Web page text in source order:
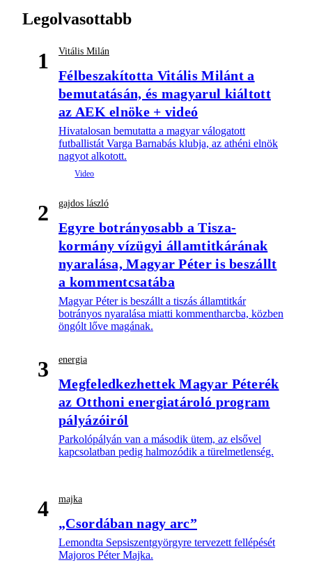
Legolvasottabb
1 Vitális Milán
Félbeszakította Vitális Milánt a
bemutatásán, és magyarul kiáltott
az AEK elnöke + videó
Hivatalosan bemutatta a magyar válogatott
futballistát Varga Barnabás klubja, az athéni elnök
nagyot alkotott.
2 gajdos lászló
Egyre botrányosabb a Tisza-
kormány vízügyi államtitkárának
nyaralása, Magyar Péter is beszállt
a kommentcsatába
Magyar Péter is beszállt a tiszás államtitkár
botrányos nyaralása miatti kommentharcba, közben
öngólt lőve magának.
3 energia
Megfeledkezhettek Magyar Péterék
az Otthoni energiatároló program
pályázóiról
Parkolópályán van a második ütem, az elsővel
kapcsolatban pedig halmozódik a türelmetlenség.
4 majka
„Csordában nagy arc”
Lemondta Sepsiszentgyörgyre tervezett fellépését
Majoros Péter Majka.